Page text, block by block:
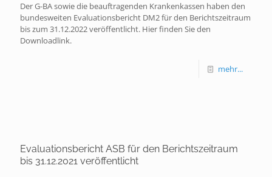
Der G-BA sowie die beauftragenden Krankenkassen haben den
bundesweiten Evaluationsbericht DM2 für den Berichtszeitraum
bis zum 31.12.2022 veröffentlicht. Hier finden Sie den
Downloadlink.
mehr...
Evaluationsbericht ASB für den Berichtszeitraum
bis 31.12.2021 veröffentlicht